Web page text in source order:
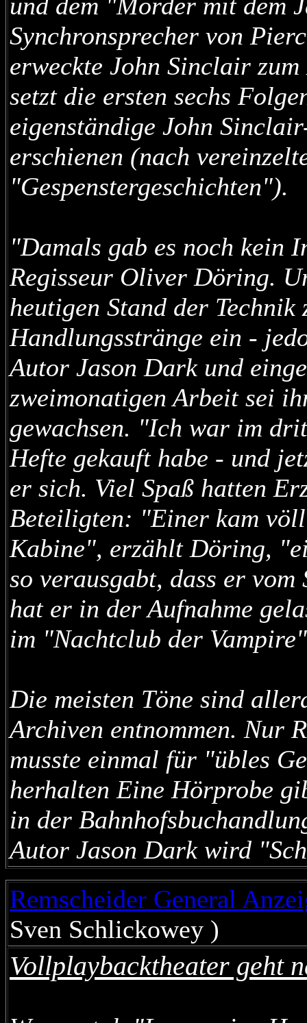
Synchronsprecher von
erweckte John Sinclair
setzt die ersten sechs
eigenständige John
erschienen (nach
"Gespenstergeschichten").
"Damals gab es noch kein
Regisseur Oliver Döring.
heutigen Stand der
Handlungsstränge ein -
Autor Jason Dark und
zweimonatigen Arbeit sei
gewachsen. "Ich war im
Hefte gekauft habe - und
er sich. Viel Spaß hatten
Beteiligten: "Einer kam
Kabine", erzählt Döring,
so verausgabt, dass er
hat er in der Aufnahme
im "Nachtclub der
Die meisten Töne sind
Archiven entnommen. Nur
musste einmal für "übles
herhalten Eine Hörprobe
in der
Autor Jason Dark wird
Remscheider General
Sven Schlickowey )
Vollplaybacktheater geht